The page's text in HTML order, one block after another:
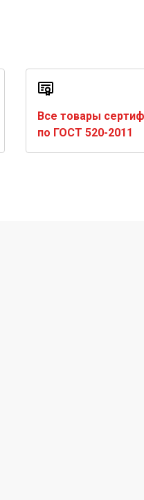
Все товары
по ГОСТ 520-2011